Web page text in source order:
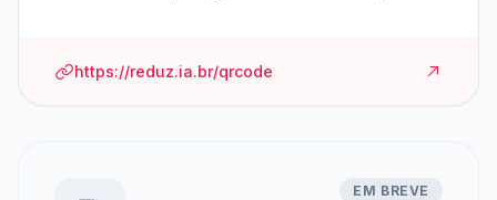
https://reduz.ia.br/qrcode
EM BREVE